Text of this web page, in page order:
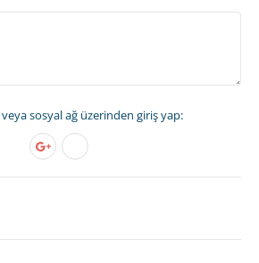
veya sosyal ağ üzerinden giriş yap: